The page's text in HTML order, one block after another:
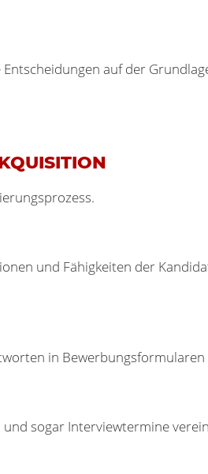
auf der
und Fähigkeiten der
in
sogar Interviewtermine